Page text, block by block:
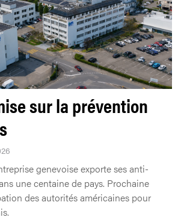
sur la prévention
genevoise exporte ses anti-
une centaine de pays. Prochaine
des autorités américaines pour